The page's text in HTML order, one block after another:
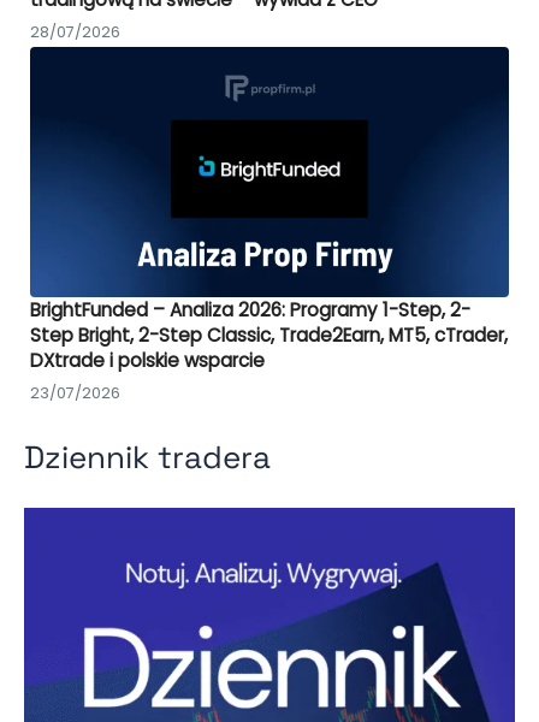
28/07/2026
BrightFunded – Analiza 2026: Programy 1-Step, 2-
Step Bright, 2-Step Classic, Trade2Earn, MT5, cTrader,
DXtrade i polskie wsparcie
23/07/2026
Dziennik tradera